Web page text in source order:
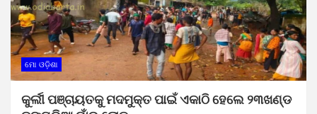
ମୋ ଓଡ଼ିଶା
କୁର୍ଲୀ ପଞ୍ଚାୟତକୁ ମଦମୁକ୍ତ ପାଇଁ ଏକାଠି ହେଲେ ୨୩ଖଣ୍ଡ